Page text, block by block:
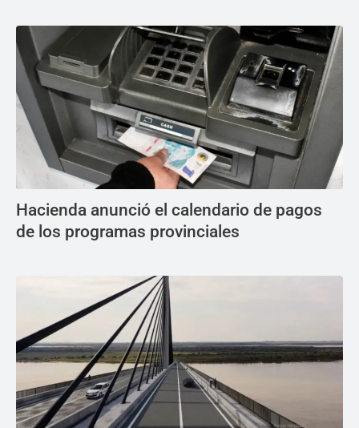
Hacienda anunció el calendario de pagos
de los programas provinciales